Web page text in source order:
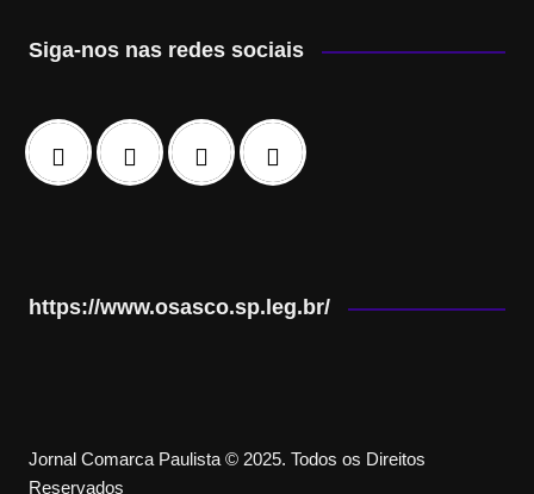
Siga-nos nas redes sociais
https://www.osasco.sp.leg.br/
Jornal Comarca Paulista © 2025. Todos os Direitos
Reservados